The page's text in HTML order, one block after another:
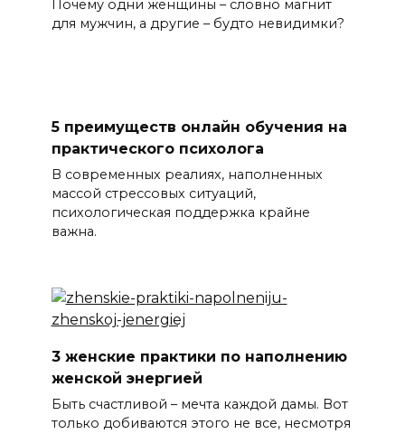
Почему одни женщины – словно магнит
для мужчин, а другие – будто невидимки?
5 преимуществ онлайн обучения на
практического психолога
В современных реалиях, наполненных
массой стрессовых ситуаций,
психологическая поддержка крайне
важна.
3 женские практики по наполнению
женской энергией
Быть счастливой – мечта каждой дамы. Вот
только добиваются этого не все, несмотря